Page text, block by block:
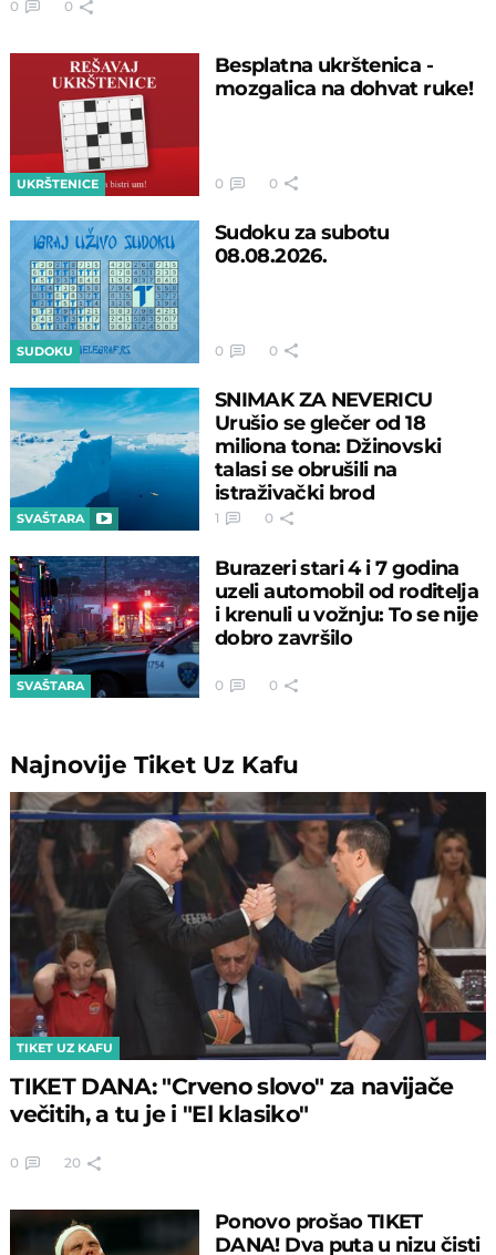
0 0
UKRŠTENICE
Besplatna ukrštenica -
mozgalica na dohvat ruke!
0 0
SUDOKU
Sudoku za subotu
08.08.2026.
0 0
SVAŠTARA
SNIMAK ZA NEVERICU
Urušio se glečer od 18
miliona tona: Džinovski
talasi se obrušili na
istraživački brod
1 0
SVAŠTARA
Burazeri stari 4 i 7 godina
uzeli automobil od roditelja
i krenuli u vožnju: To se nije
dobro završilo
0 0
NajnovijeTiket Uz Kafu
TIKET UZ KAFU
TIKET DANA: "Crveno slovo" za navijače
večitih, a tu je i "El klasiko"
0 20
Ponovo prošao TIKET
DANA! Dva puta u nizu čisti